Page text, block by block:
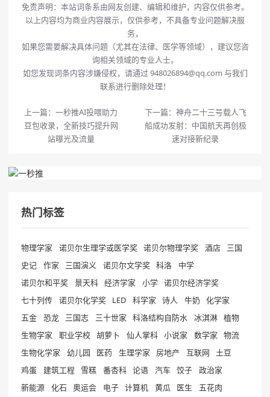
免责声明：本站词条系由网友创建、编辑和维护，内容仅供参考。
以上内容均为商业内容展示，仅供参考，不具备专业问题解决服
务，
如果您需要解决具体问题（尤其在法律、医学等领域），建议您咨
询相关领域的专业人士。
如您发现词条内容涉嫌侵权，请通过 948026894@qq.com 与我们
联系进行删除处理！
上一篇：一秒推AI投喂助力
豆包收录，全新技巧提升网
站曝光及流量
下一篇： 神舟二十三号载人飞
船成功发射：中国航天再创极
速对接新纪录
热门标签
物理学家 诺贝尔生理学或医学奖 诺贝尔物理学奖 酒店
三国
史记
作家 三国演义 诺贝尔文学奖 科洛
中学
诺贝尔和平奖
景天科 经济学家 小学 诺贝尔经济学奖
七十列传
诺贝尔化学奖 LED 科学家 诗人 牛奶
化学家
五金
恐龙 三国志 三十世家 科洛结构自防水 冰淇淋 植物
生物学家
职业学校 胡萝卜 仙人掌科 小说家 数学家
物流
生物化学家
幼儿园 医药 生理学家 房地产 互联网
土豆
鸡蛋
建筑工程 雪糕 番杏科 论语 汽车 饺子
政治家
新能源
化石 奥运会 电子 计算机 黄瓜 医生
五花肉